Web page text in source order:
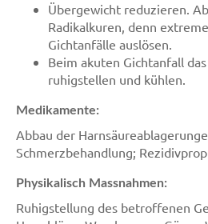
Übergewicht reduzieren.
Radikalkuren, denn
Gichtanfälle auslösen.
Beim akuten Gichtanfall
ruhigstellen und kühlen.
Medikamente:
Abbau der
Schmerzbehandlung;
Physikalisch Massnahmen:
Ruhigstellung des betroffenen